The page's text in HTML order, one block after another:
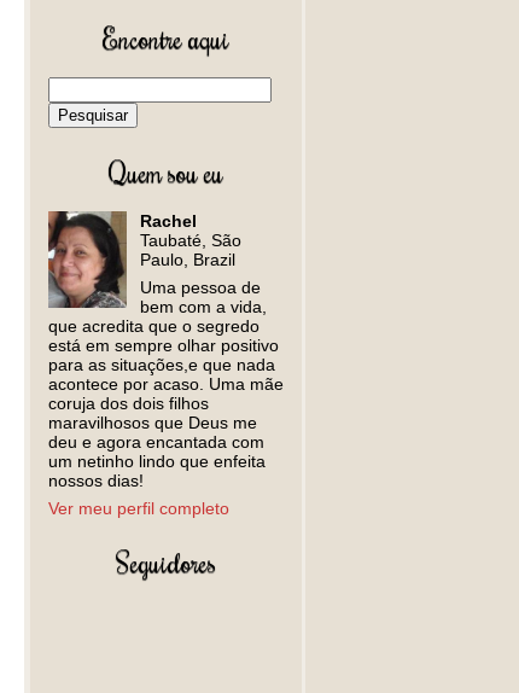
Encontre aqui
Quem sou eu
Rachel
Taubaté, São
Paulo, Brazil
Uma pessoa de
bem com a vida,
que acredita que o segredo
está em sempre olhar positivo
para as situações,e que nada
acontece por acaso. Uma mãe
coruja dos dois filhos
maravilhosos que Deus me
deu e agora encantada com
um netinho lindo que enfeita
nossos dias!
Ver meu perfil completo
Seguidores